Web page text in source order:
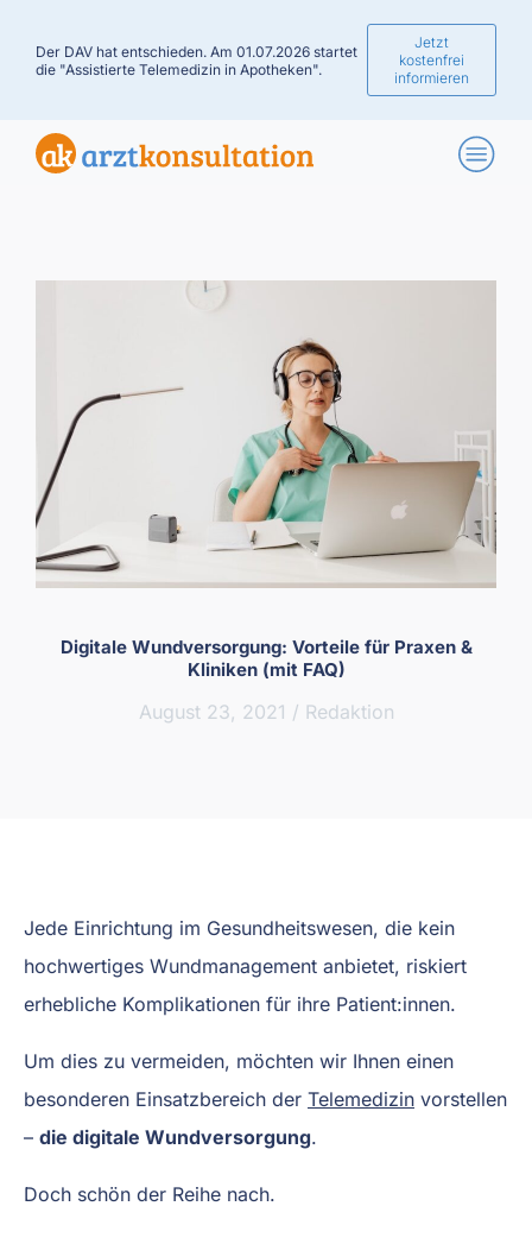
Der DAV hat entschieden. Am 01.07.2026 startet
die "Assistierte Telemedizin in Apotheken".
Jetzt
kostenfrei
informieren
Digitale Wundversorgung: Vorteile für Praxen &
Kliniken (mit FAQ)
August 23, 2021 / Redaktion
Jede Einrichtung im Gesundheitswesen, die kein
hochwertiges Wundmanagement anbietet, riskiert
erhebliche Komplikationen für ihre Patient:innen.
Um dies zu vermeiden, möchten wir Ihnen einen
besonderen Einsatzbereich der Telemedizin vorstellen
– die digitale Wundversorgung.
Doch schön der Reihe nach.